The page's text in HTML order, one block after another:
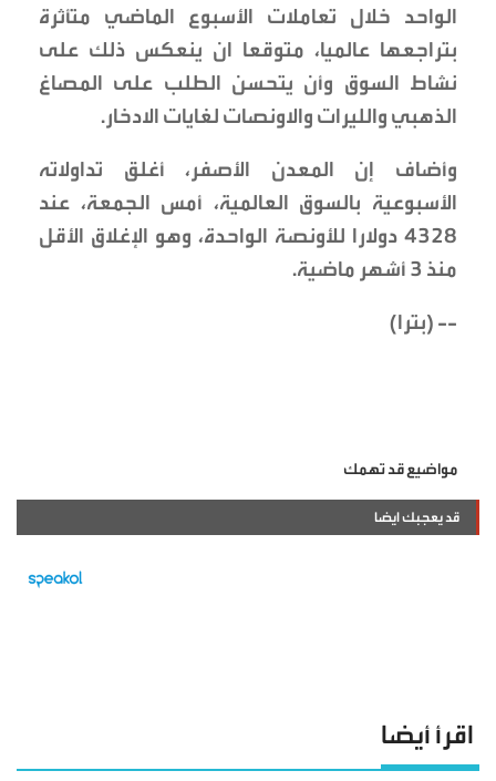
الواحد خلال تعاملات الأسبوع الماضي متأثرة
بتراجعها عالميا، متوقعا ان ينعكس ذلك على
نشاط السوق وأن يتحسن الطلب على المصاغ
الذهبي والليرات والاونصات لغايات الادخار.
وأضاف إن المعدن الأصفر، أغلق تداولاته
الأسبوعية بالسوق العالمية، أمس الجمعة، عند
4328 دولارا للأونصة الواحدة، وهو الإغلاق الأقل
منذ 3 أشهر ماضية.
-- (بترا)
مواضيع قد تهمك
قد يعجبك ايضا
اقرأ أيضا